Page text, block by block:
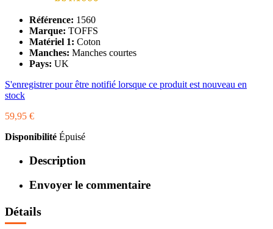
Référence: 1560
Marque: TOFFS
Matériel 1: Coton
Manches: Manches courtes
Pays: UK
S'enregistrer pour être notifié lorsque ce produit est nouveau en
stock
59,95 €
Disponibilité Épuisé
Description
Envoyer le commentaire
Détails